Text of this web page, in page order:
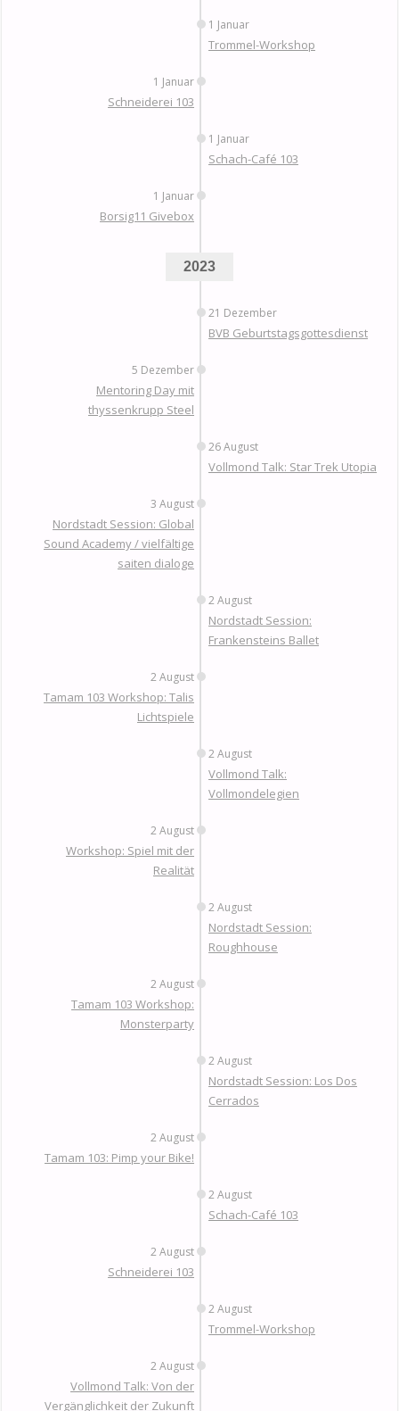
1 Januar
Trommel-Workshop
1 Januar
Schneiderei 103
1 Januar
Schach-Café 103
1 Januar
Borsig11 Givebox
2023
21 Dezember
BVB Geburtstagsgottesdienst
5 Dezember
Mentoring Day mit
thyssenkrupp Steel
26 August
Vollmond Talk: Star Trek Utopia
3 August
Nordstadt Session: Global
Sound Academy / vielfältige
saiten dialoge
2 August
Nordstadt Session:
Frankensteins Ballet
2 August
Tamam 103 Workshop: Talis
Lichtspiele
2 August
Vollmond Talk:
Vollmondelegien
2 August
Workshop: Spiel mit der
Realität
2 August
Nordstadt Session:
Roughhouse
2 August
Tamam 103 Workshop:
Monsterparty
2 August
Nordstadt Session: Los Dos
Cerrados
2 August
Tamam 103: Pimp your Bike!
2 August
Schach-Café 103
2 August
Schneiderei 103
2 August
Trommel-Workshop
2 August
Vollmond Talk: Von der
Vergänglichkeit der Zukunft